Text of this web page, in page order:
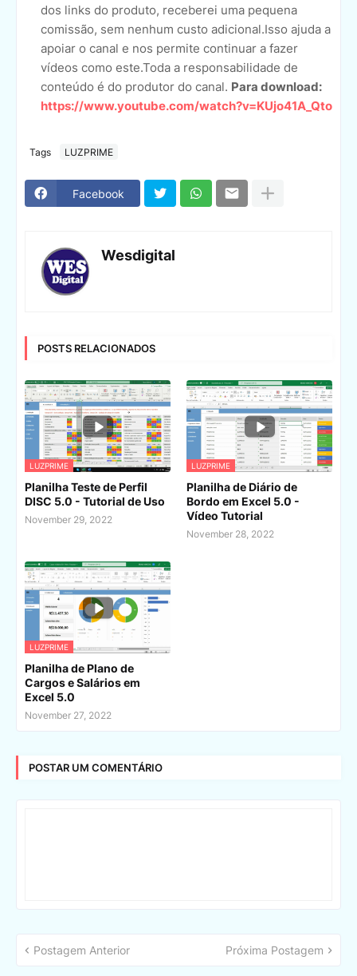
dos links do produto, receberei uma pequena
comissão, sem nenhum custo adicional.Isso ajuda a
apoiar o canal e nos permite continuar a fazer
vídeos como este.Toda a responsabilidade de
conteúdo é do produtor do canal. Para download:
https://www.youtube.com/watch?v=KUjo41A_Qto
Tags LUZPRIME
Facebook
Wesdigital
POSTS RELACIONADOS
LUZPRIME
Planilha Teste de Perfil
DISC 5.0 - Tutorial de Uso
November 29, 2022
LUZPRIME
Planilha de Diário de
Bordo em Excel 5.0 -
Vídeo Tutorial
November 28, 2022
LUZPRIME
Planilha de Plano de
Cargos e Salários em
Excel 5.0
November 27, 2022
POSTAR UM COMENTÁRIO
Postagem Anterior Próxima Postagem